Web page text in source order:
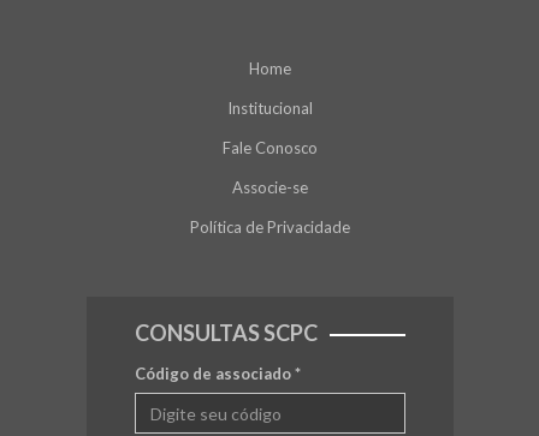
Home
Institucional
Fale Conosco
Associe-se
Política de Privacidade
CONSULTAS SCPC
Código de associado*